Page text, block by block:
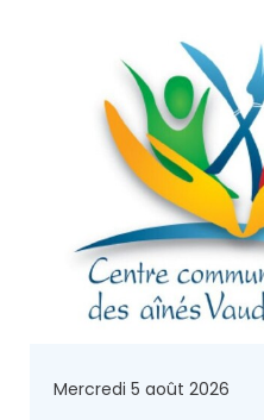
Mercredi 5 août 2026